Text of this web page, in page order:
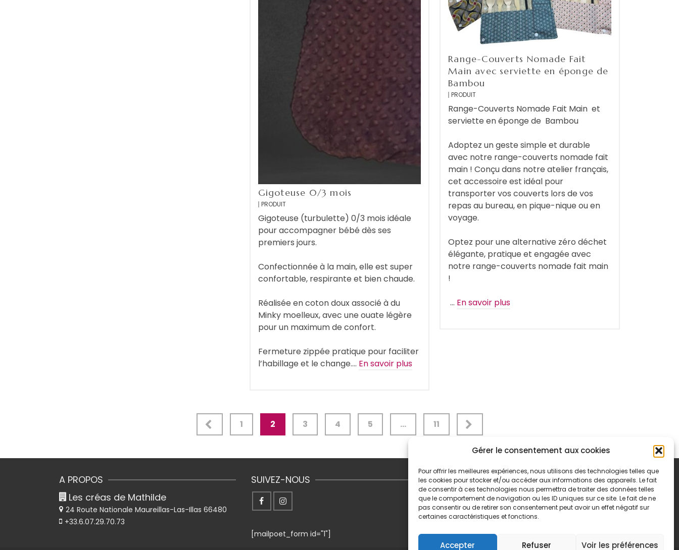
Gérer le consentement aux cookies
Pour offrir les meilleures expériences, nous utilisons des technologies telles que
les cookies pour stocker et/ou accéder aux informations des appareils. Le fait
de consentir à ces technologies nous permettra de traiter des données telles
que le comportement de navigation ou les ID uniques sur ce site. Le fait de ne
pas consentir ou de retirer son consentement peut avoir un effet négatif sur
certaines caractéristiques et fonctions.
Accepter Refuser Voir les préférences
Gigoteuse 0/3 mois
PRODUIT
Gigoteuse (turbulette) 0/3 mois idéale
pour accompagner bébé dès ses
premiers jours.
Confectionnée à la main, elle est super
confortable, respirante et bien chaude.
Réalisée en coton doux associé à du
Minky moelleux, avec une ouate légère
pour un maximum de confort.
Fermeture zippée pratique pour faciliter
l’habillage et le change.… En savoir plus
Range-Couverts Nomade Fait
Main avec serviette en éponge de
Bambou
PRODUIT
Range-Couverts Nomade Fait Main et
serviette en éponge de Bambou
Adoptez un geste simple et durable
avec notre range-couverts nomade fait
main ! Conçu dans notre atelier français,
cet accessoire est idéal pour
transporter vos couverts lors de vos
repas au bureau, en pique-nique ou en
voyage.
Optez pour une alternative zéro déchet
élégante, pratique et engagée avec
notre range-couverts nomade fait main
!
… En savoir plus
publications
1 2 3 4 5 … 11
A PROPOS
Les créas de Mathilde
24 Route Nationale Maureillas-Las-Illas 66480
+33.6.07.29.70.73
SUIVEZ-NOUS
[mailpoet_form id="1"]